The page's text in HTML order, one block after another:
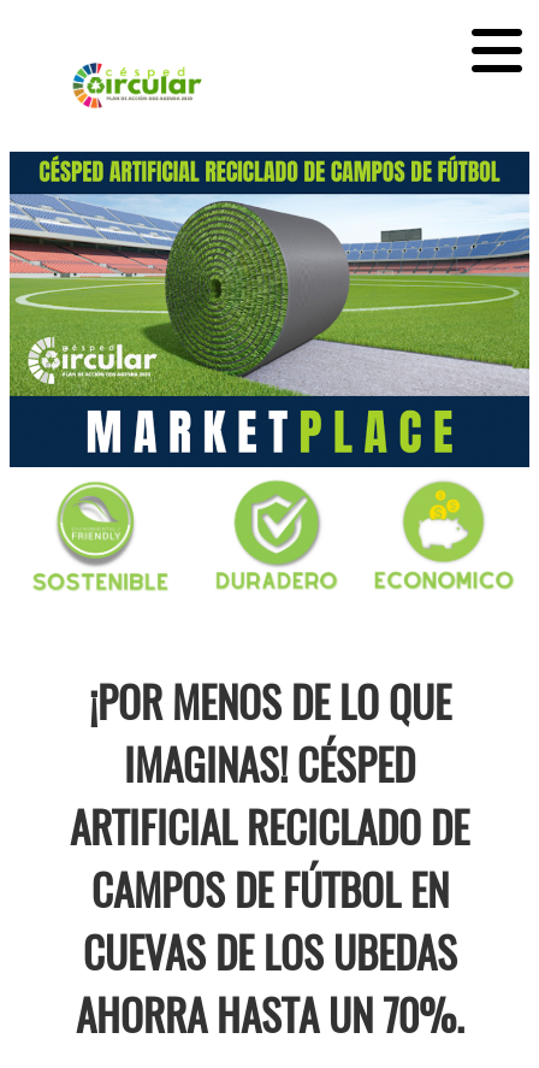
¡POR MENOS DE LO QUE
IMAGINAS! CÉSPED
ARTIFICIAL RECICLADO DE
CAMPOS DE FÚTBOL EN
CUEVAS DE LOS UBEDAS
AHORRA HASTA UN 70%.